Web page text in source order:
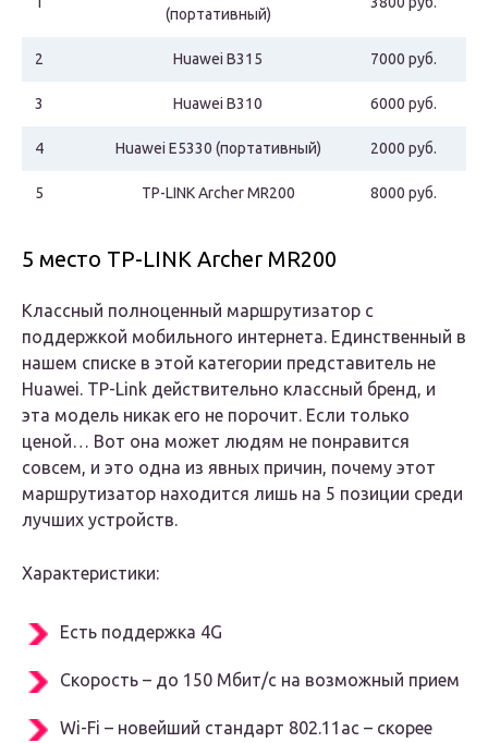
(портативный)
2 Huawei B315 7000 руб.
3 Huawei B310 6000 руб.
4 Huawei E5330 (портативный) 2000 руб.
5 TP-LINK Archer MR200 8000 руб.
5 место TP-LINK Archer MR200
Классный полноценный маршрутизатор с
поддержкой мобильного интернета. Единственный в
нашем списке в этой категории представитель не
Huawei. TP-Link действительно классный бренд, и
эта модель никак его не порочит. Если только
ценой… Вот она может людям не понравится
совсем, и это одна из явных причин, почему этот
маршрутизатор находится лишь на 5 позиции среди
лучших устройств.
Характеристики:
Есть поддержка 4G
Скорость – до 150 Мбит/с на возможный прием
Wi-Fi – новейший стандарт 802.11ac – скорее